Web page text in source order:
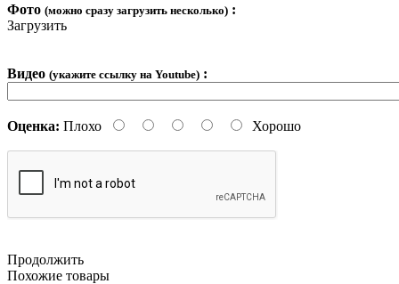
Фото (можно сразу загрузить несколько) :
Загрузить
Видео (укажите ссылку на Youtube) :
Оценка: Плохо Хорошо
Продолжить
Похожие товары